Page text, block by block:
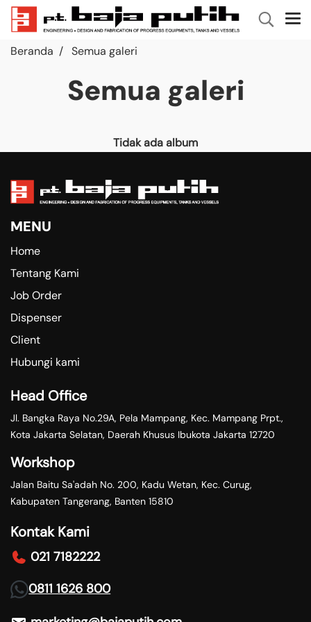
Beranda Semua galeri
Semua galeri
Tidak ada album
MENU
Home
Tentang Kami
Job Order
Dispenser
Client
Hubungi kami
Head Office
Jl. Bangka Raya No.29A, Pela Mampang, Kec. Mampang Prpt.,
Kota Jakarta Selatan, Daerah Khusus Ibukota Jakarta 12720
Workshop
Jalan Baitu Sa'adah No. 200, Kadu Wetan, Kec. Curug,
Kabupaten Tangerang, Banten 15810
Kontak Kami
021 7182222
0811 1626 800